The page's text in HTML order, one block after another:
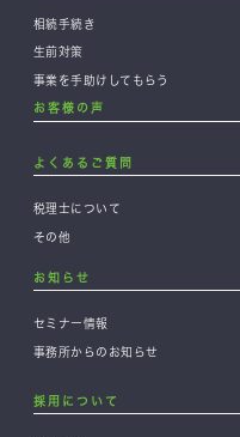
相続手続き
生前対策
事業を手助けしてもらう
お客様の声
よくあるご質問
税理士について
その他
お知らせ
セミナー情報
事務所からのお知らせ
採用について